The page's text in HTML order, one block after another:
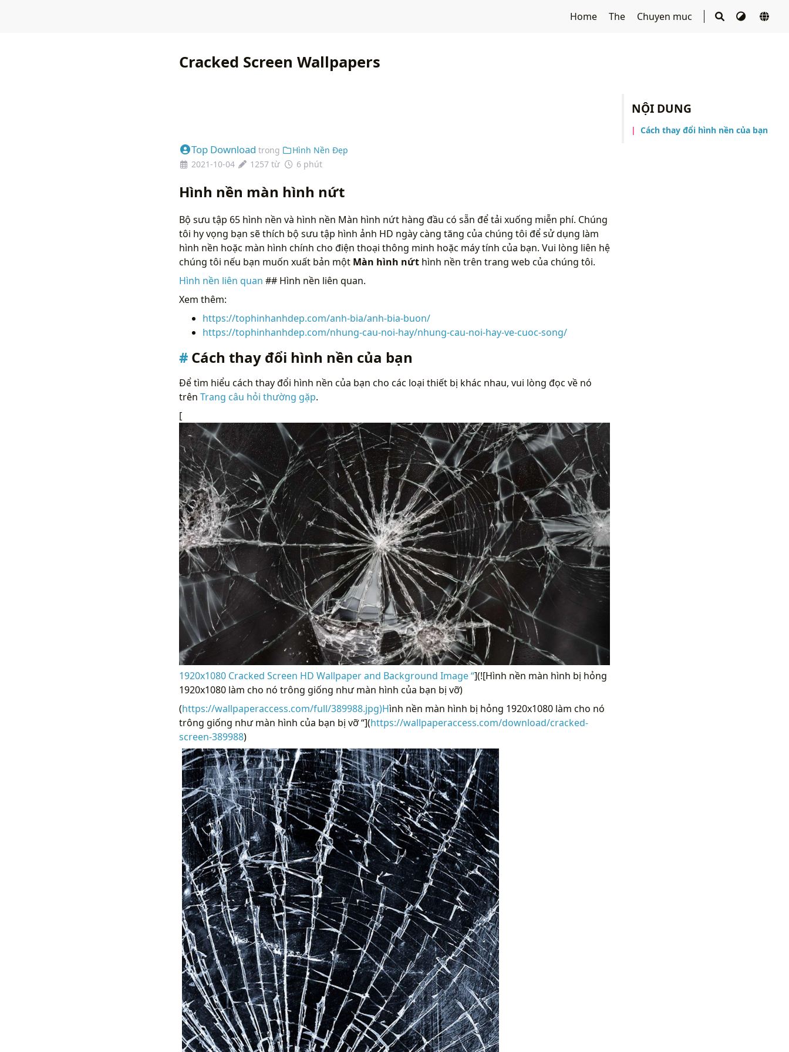
Home The Chuyen muc
NỘI DUNG
Cách thay đổi hình nền của bạn
Cracked Screen Wallpapers
Top Download trong
Hình Nền Đẹp
2021-10-04
1257 từ 6 phút
Hình nền màn hình nứt
Bộ sưu tập 65 hình nền và hình nền Màn hình nứt hàng đầu có sẵn để tải xuống miễn phí. Chúng
tôi hy vọng bạn sẽ thích bộ sưu tập hình ảnh HD ngày càng tăng của chúng tôi để sử dụng làm
hình nền hoặc màn hình chính cho điện thoại thông minh hoặc máy tính của bạn. Vui lòng liên hệ
chúng tôi nếu bạn muốn xuất bản một Màn hình nứthình nền trên trang web của chúng tôi.
Hình nền liên quan ## Hình nền liên quan.
Xem thêm:
https://tophinhanhdep.com/anh-bia/anh-bia-buon/
https://tophinhanhdep.com/nhung-cau-noi-hay/nhung-cau-noi-hay-ve-cuoc-song/
Cách thay đổi hình nền của bạn
Để tìm hiểu cách thay đổi hình nền của bạn cho các loại thiết bị khác nhau, vui lòng đọc về nó
trên Trang câu hỏi thường gặp.
[
1920x1080 Cracked Screen HD Wallpaper and Background Image “](![Hình nền màn hình bị hỏng
1920x1080 làm cho nó trông giống như màn hình của bạn bị vỡ)
(https://wallpaperaccess.com/full/389988.jpg)Hình nền màn hình bị hỏng 1920x1080 làm cho nó
trông giống như màn hình của bạn bị vỡ “](https://wallpaperaccess.com/download/cracked-
screen-389988)